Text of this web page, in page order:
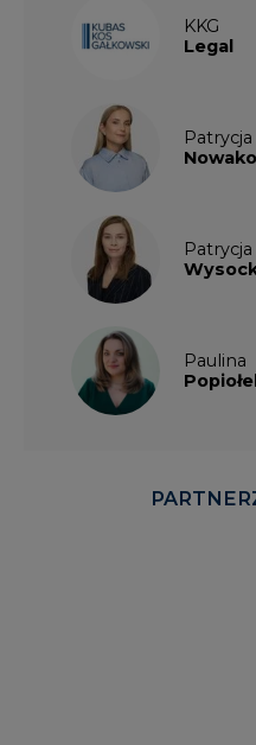
KKG
Legal
Patrycja
Patrycja
Paulina